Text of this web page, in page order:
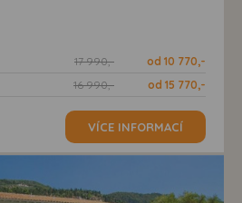
17 990,-
od 10 770,-
16 990,- od 15 770,-
VÍCE INFORMACÍ